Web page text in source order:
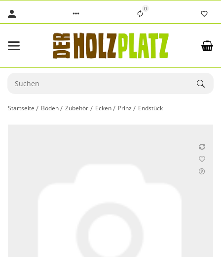
0
Startseite Böden Zubehör Ecken Prinz Endstück